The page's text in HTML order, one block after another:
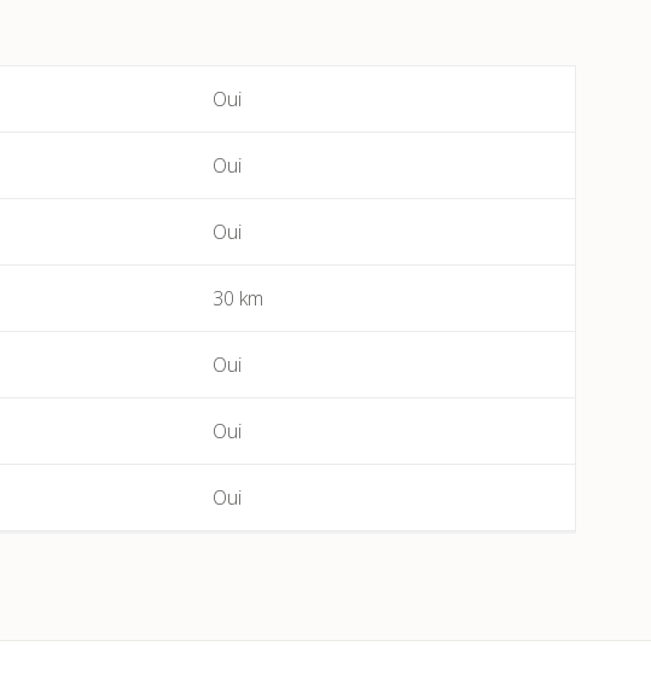
Cabrerolles
Oui
Oui
Oui
30 km
Oui
Oui
Oui